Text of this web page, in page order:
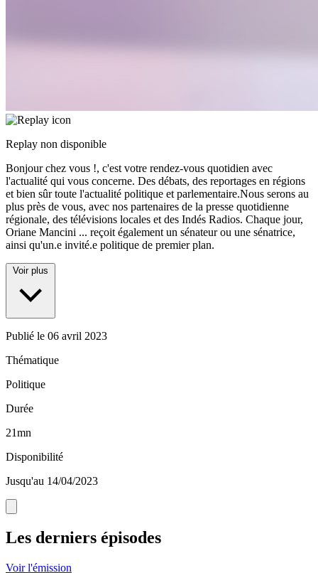
Replay non disponible
Bonjour chez vous !, c'est votre rendez-vous quotidien avec
l'actualité qui vous concerne. Des débats, des reportages en régions
et bien sûr toute l'actualité politique et parlementaire.Nous serons au
plus près de vous, avec nos partenaires de la presse quotidienne
régionale, des télévisions locales et des Indés Radios. Chaque jour,
Oriane Mancini ... reçoit également un sénateur ou une sénatrice,
ainsi qu'un.e invité.e politique de premier plan.
Voir plus
Publié le 06 avril 2023
Thématique
Politique
Durée
21mn
Disponibilité
Jusqu'au 14/04/2023
Les derniers épisodes
Voir l'émission